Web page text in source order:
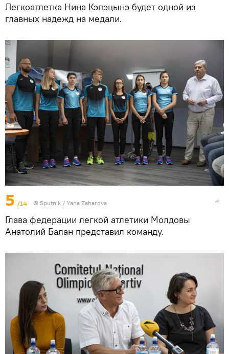
Легкоатлетка Нина Кэпэцынэ будет одной из
главных надежд на медали.
5 /14 © Sputnik / Yana Zaharova
Глава федерации легкой атлетики Молдовы
Анатолий Балан представил команду.